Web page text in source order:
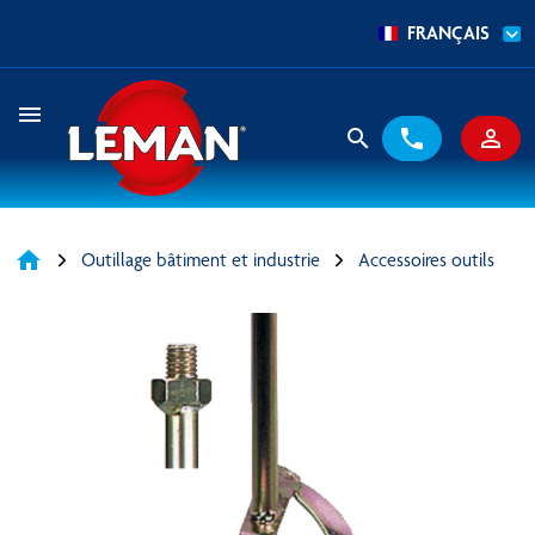
FRANÇAIS
search phone person_outline
menu
home Outillage bâtiment et industrie Accessoires outils